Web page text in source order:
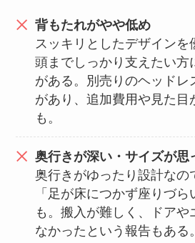
背もたれがやや低め
スッキリとしたデザインを
頭までしっかり支えたい方
がある。別売りのヘッドレ
があり、追加費用や見た目
も。
奥行きが深い・サイズが思
奥行きがゆったり設計なの
「足が床につかず座りづ
も。搬入が難しく、ドアや
なかったという報告もある。